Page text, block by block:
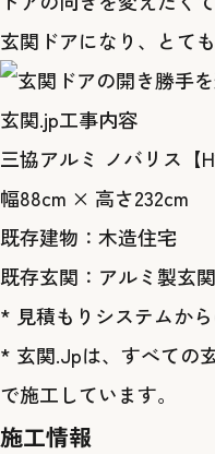
玄関ドアになり、とて
玄関.jp工事内容
三協アルミ ノバリス【
幅88cm × 高さ232cm
既存建物：木造住宅
既存玄関：アルミ製玄
* 見積もりシステムか
* 玄関.Jpは、すべての
で施工しています。
施工情報